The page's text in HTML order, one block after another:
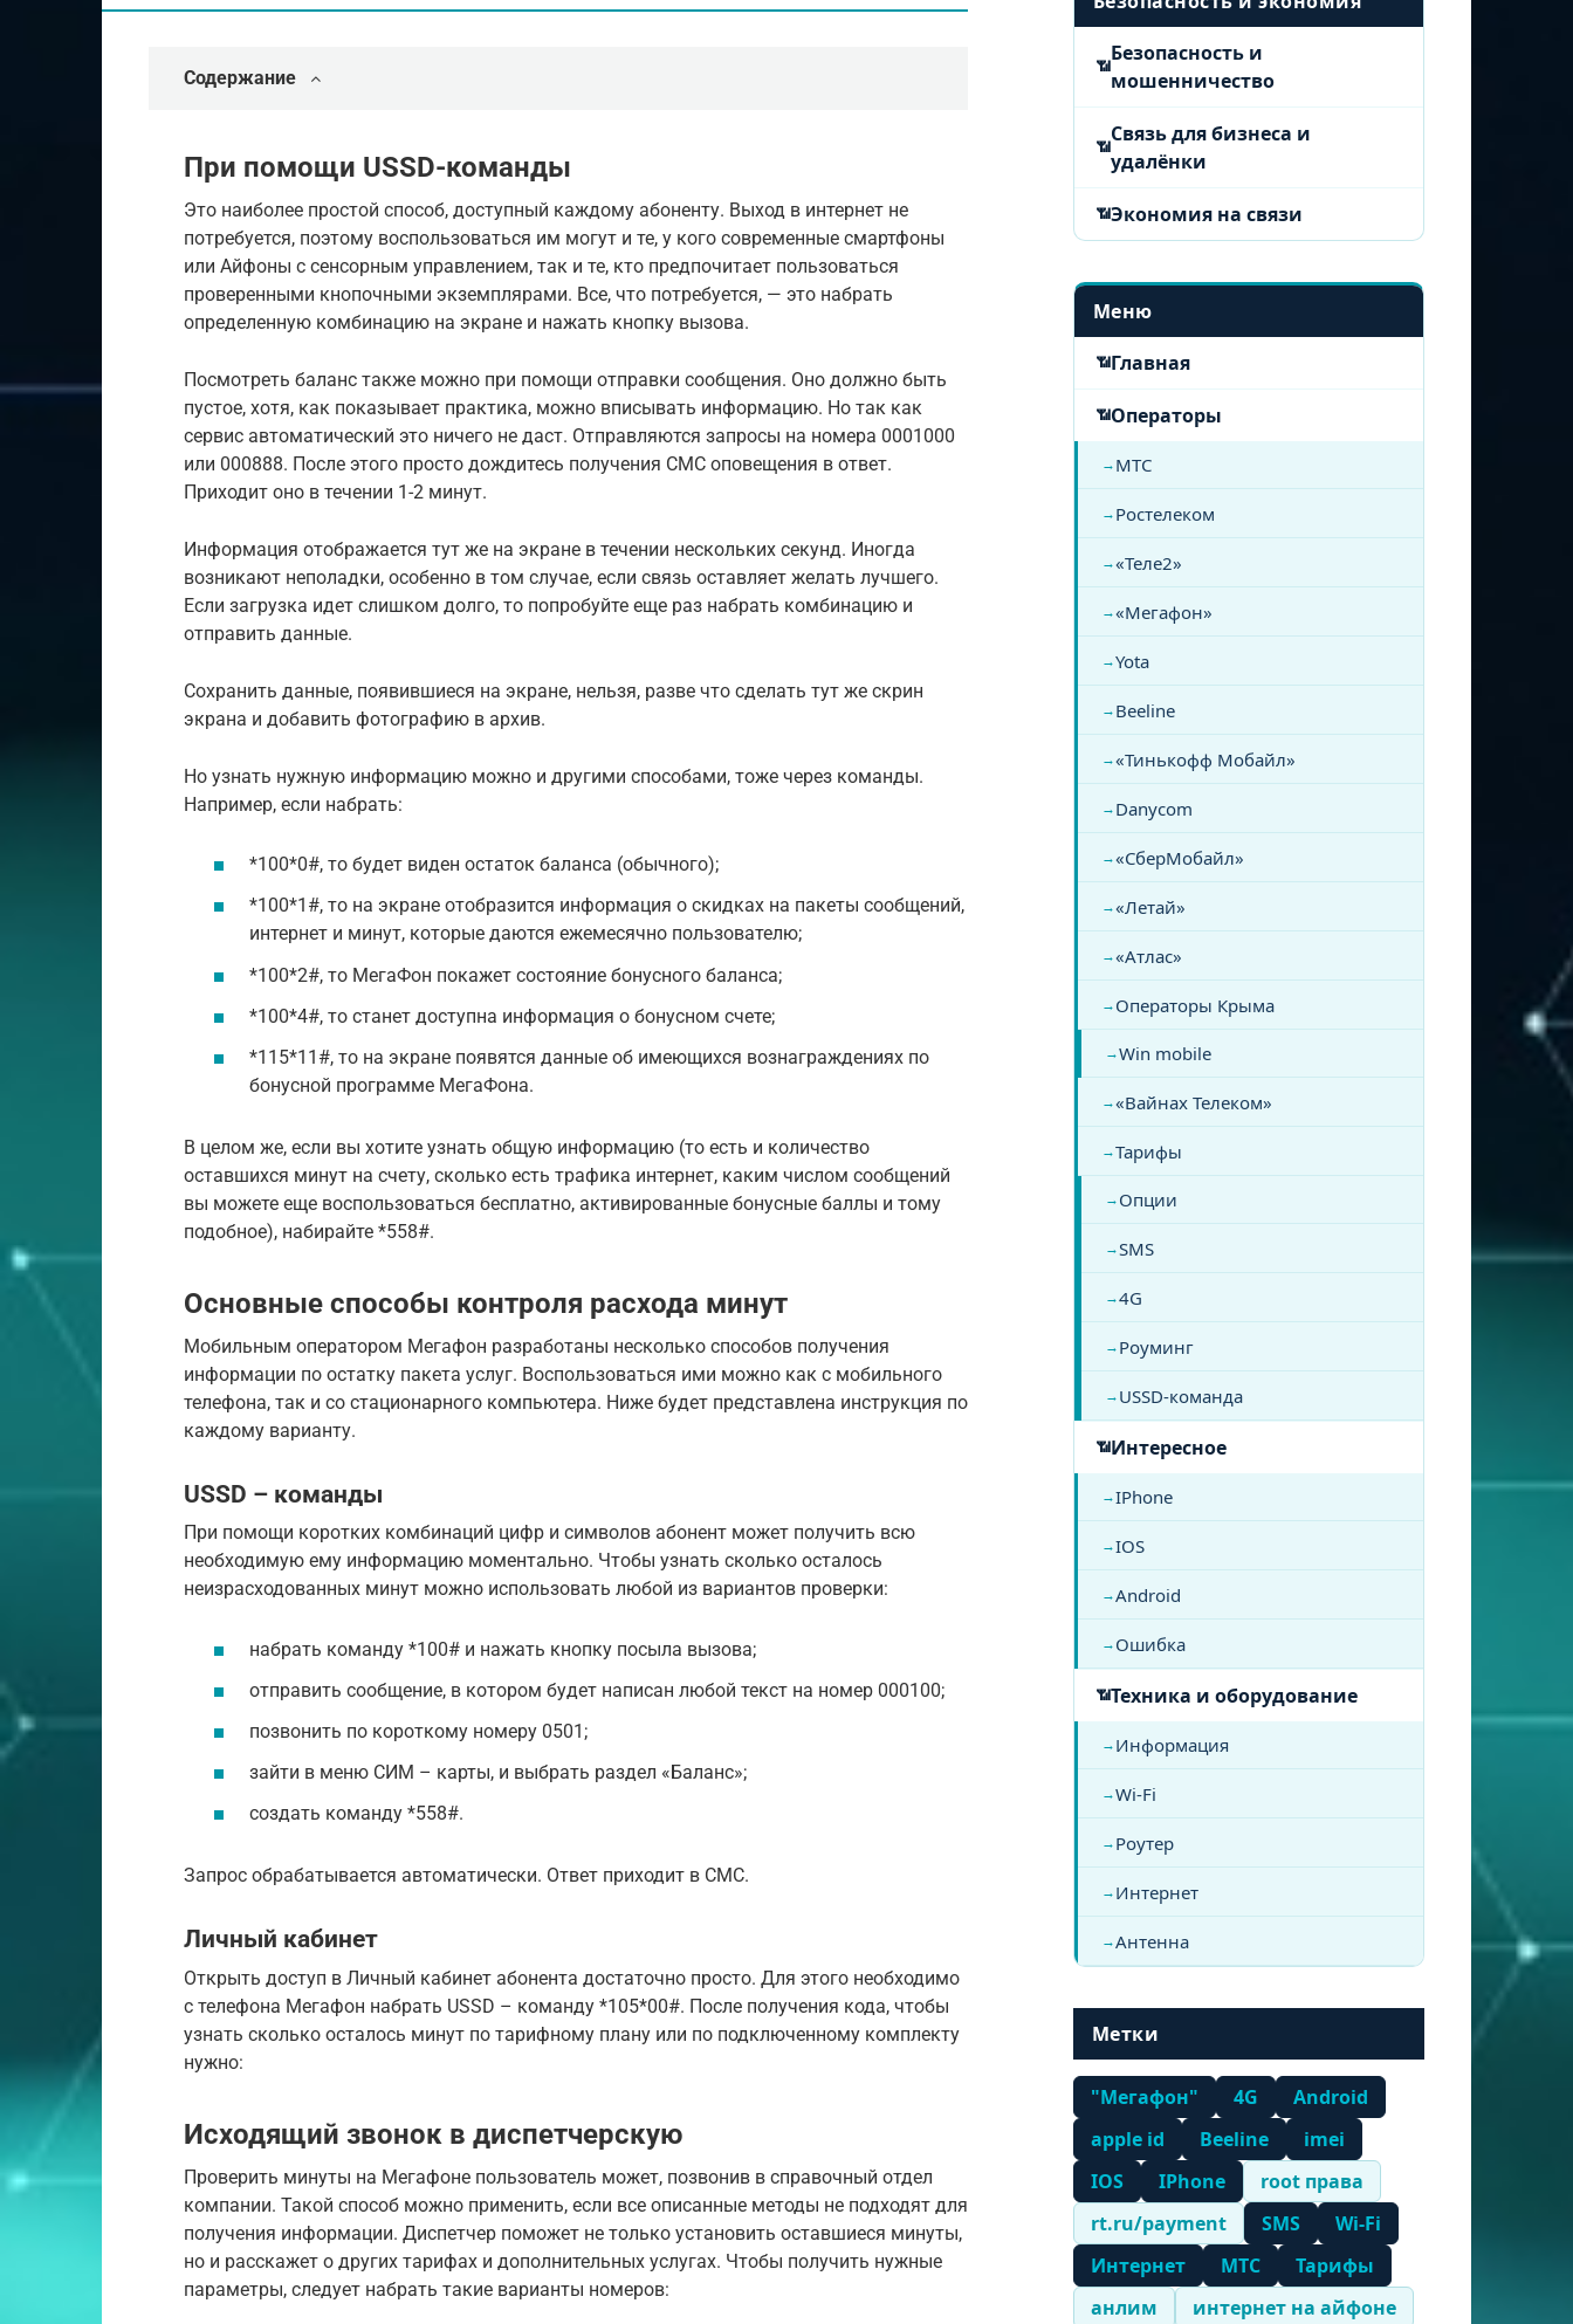
Содержание
При помощи USSD-команды
Это наиболее простой способ, доступный каждому абоненту. Выход в интернет не
потребуется, поэтому воспользоваться им могут и те, у кого современные смартфоны
или Айфоны с сенсорным управлением, так и те, кто предпочитает пользоваться
проверенными кнопочными экземплярами. Все, что потребуется, — это набрать
определенную комбинацию на экране и нажать кнопку вызова.
Посмотреть баланс также можно при помощи отправки сообщения. Оно должно быть
пустое, хотя, как показывает практика, можно вписывать информацию. Но так как
сервис автоматический это ничего не даст. Отправляются запросы на номера 0001000
или 000888. После этого просто дождитесь получения СМС оповещения в ответ.
Приходит оно в течении 1-2 минут.
Информация отображается тут же на экране в течении нескольких секунд. Иногда
возникают неполадки, особенно в том случае, если связь оставляет желать лучшего.
Если загрузка идет слишком долго, то попробуйте еще раз набрать комбинацию и
отправить данные.
Сохранить данные, появившиеся на экране, нельзя, разве что сделать тут же скрин
экрана и добавить фотографию в архив.
Но узнать нужную информацию можно и другими способами, тоже через команды.
Например, если набрать:
*100*0#, то будет виден остаток баланса (обычного);
*100*1#, то на экране отобразится информация о скидках на пакеты сообщений,
интернет и минут, которые даются ежемесячно пользователю;
*100*2#, то МегаФон покажет состояние бонусного баланса;
*100*4#, то станет доступна информация о бонусном счете;
*115*11#, то на экране появятся данные об имеющихся вознаграждениях по
бонусной программе МегаФона.
В целом же, если вы хотите узнать общую информацию (то есть и количество
оставшихся минут на счету, сколько есть трафика интернет, каким числом сообщений
вы можете еще воспользоваться бесплатно, активированные бонусные баллы и тому
подобное), набирайте *558#.
Основные способы контроля расхода минут
Мобильным оператором Мегафон разработаны несколько способов получения
информации по остатку пакета услуг. Воспользоваться ими можно как с мобильного
телефона, так и со стационарного компьютера. Ниже будет представлена инструкция по
каждому варианту.
USSD – команды
При помощи коротких комбинаций цифр и символов абонент может получить всю
необходимую ему информацию моментально. Чтобы узнать сколько осталось
неизрасходованных минут можно использовать любой из вариантов проверки:
набрать команду *100# и нажать кнопку посыла вызова;
отправить сообщение, в котором будет написан любой текст на номер 000100;
позвонить по короткому номеру 0501;
зайти в меню СИМ – карты, и выбрать раздел «Баланс»;
создать команду *558#.
Запрос обрабатывается автоматически. Ответ приходит в СМС.
Личный кабинет
Открыть доступ в Личный кабинет абонента достаточно просто. Для этого необходимо
с телефона Мегафон набрать USSD – команду *105*00#. После получения кода, чтобы
узнать сколько осталось минут по тарифному плану или по подключенному комплекту
нужно:
Исходящий звонок в диспетчерскую
Проверить минуты на Мегафоне пользователь может, позвонив в справочный отдел
компании. Такой способ можно применить, если все описанные методы не подходят для
получения информации. Диспетчер поможет не только установить оставшиеся минуты,
но и расскажет о других тарифах и дополнительных услугах. Чтобы получить нужные
параметры, следует набрать такие варианты номеров:
Безопасность и
мошенничество
Связь для бизнеса и
удалёнки
Экономия на связи
Меню
Главная
Операторы
МТС
Ростелеком
«Теле2»
«Мегафон»
Yota
Beeline
«Тинькофф Мобайл»
Danycom
«СберМобайл»
«Летай»
«Атлас»
Операторы Крыма
Win mobile
«Вайнах Телеком»
Тарифы
Опции
SMS
4G
Роуминг
USSD-команда
Интересное
IPhone
IOS
Android
Ошибка
Техника и оборудование
Информация
Wi-Fi
Роутер
Интернет
Антенна
Метки
"Мегафон" 4G
Android
apple id
Beeline
imei
IOS
IPhone
root права
rt.ru/payment
SMS
Wi-Fi
Интернет
МТС
Тарифы
анлим
интернет на айфоне